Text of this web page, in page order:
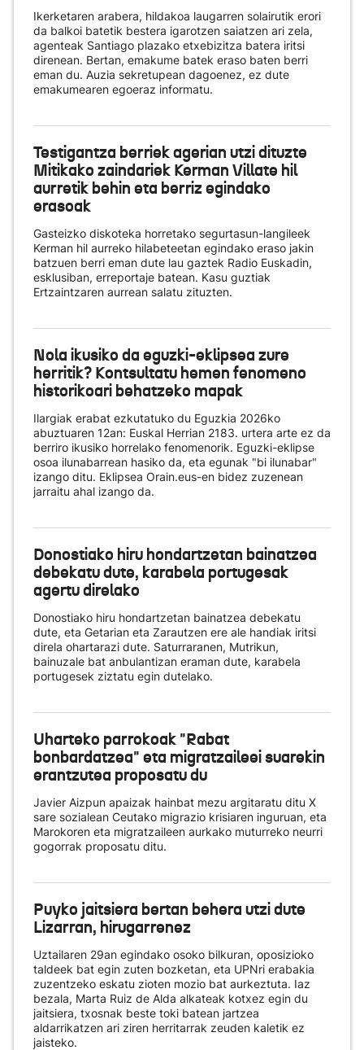
Ikerketaren arabera, hildakoa laugarren solairutik erori
da balkoi batetik bestera igarotzen saiatzen ari zela,
agenteak Santiago plazako etxebizitza batera iritsi
direnean. Bertan, emakume batek eraso baten berri
eman du. Auzia sekretupean dagoenez, ez dute
emakumearen egoeraz informatu.
Testigantza berriek agerian utzi dituzte
Mitikako zaindariek Kerman Villate hil
aurretik behin eta berriz egindako
erasoak
Gasteizko diskoteka horretako segurtasun-langileek
Kerman hil aurreko hilabeteetan egindako eraso jakin
batzuen berri eman dute lau gaztek Radio Euskadin,
esklusiban, erreportaje batean. Kasu guztiak
Ertzaintzaren aurrean salatu zituzten.
Nola ikusiko da eguzki-eklipsea zure
herritik? Kontsultatu hemen fenomeno
historikoari behatzeko mapak
Ilargiak erabat ezkutatuko du Eguzkia 2026ko
abuztuaren 12an: Euskal Herrian 2183. urtera arte ez da
berriro ikusiko horrelako fenomenorik. Eguzki-eklipse
osoa ilunabarrean hasiko da, eta egunak "bi ilunabar"
izango ditu. Eklipsea Orain.eus-en bidez zuzenean
jarraitu ahal izango da.
Donostiako hiru hondartzetan bainatzea
debekatu dute, karabela portugesak
agertu direlako
Donostiako hiru hondartzetan bainatzea debekatu
dute, eta Getarian eta Zarautzen ere ale handiak iritsi
direla ohartarazi dute. Saturraranen, Mutrikun,
bainuzale bat anbulantizan eraman dute, karabela
portugesek ziztatu egin dutelako.
Uharteko parrokoak "Rabat
bonbardatzea" eta migratzaileei suarekin
erantzutea proposatu du
Javier Aizpun apaizak hainbat mezu argitaratu ditu X
sare sozialean Ceutako migrazio krisiaren inguruan, eta
Marokoren eta migratzaileen aurkako muturreko neurri
gogorrak proposatu ditu.
Puyko jaitsiera bertan behera utzi dute
Lizarran, hirugarrenez
Uztailaren 29an egindako osoko bilkuran, oposizioko
taldeek bat egin zuten bozketan, eta UPNri erabakia
zuzentzeko eskatu zioten mozio bat aurkeztuta. Iaz
bezala, Marta Ruiz de Alda alkateak kotxez egin du
jaitsiera, txosnak beste toki batean jartzea
aldarrikatzen ari ziren herritarrak zeuden kaletik ez
jaisteko.